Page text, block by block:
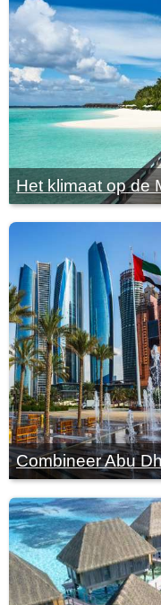
Het klimaat op de
Combineer Abu